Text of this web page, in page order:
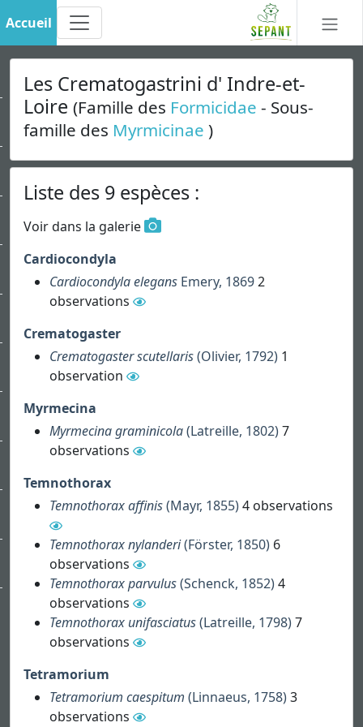
Accueil
Les Crematogastrini d' Indre-et-
Loire (Famille des Formicidae - Sous-
famille des Myrmicinae )
Liste des 9 espèces :
Voir dans la galerie
Cardiocondyla
Cardiocondyla elegans Emery, 18692
observations
Crematogaster
Crematogaster scutellaris(Olivier, 1792) 1
observation
Myrmecina
Myrmecina graminicola(Latreille, 1802)7
observations
Temnothorax
Temnothorax affinis(Mayr, 1855)4 observations
Temnothorax nylanderi(Förster, 1850) 6
observations
Temnothorax parvulus(Schenck, 1852)4
observations
Temnothorax unifasciatus(Latreille, 1798)7
observations
Tetramorium
Tetramorium caespitum (Linnaeus, 1758)3
observations